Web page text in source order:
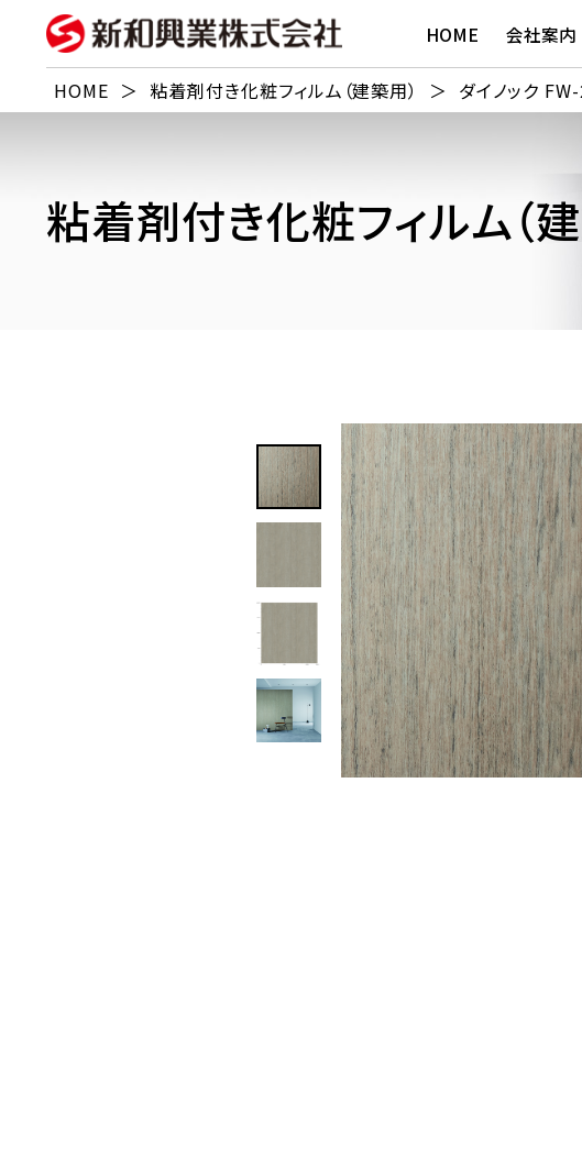
HOME 会社案内
HOME ＞ 粘着剤付き化粧フィルム（建築用） ＞ ダイノック
粘着剤付き化粧フィルム（